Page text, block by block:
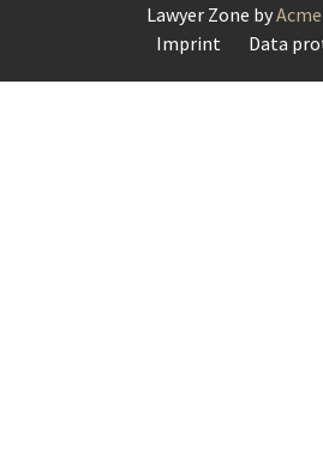
Lawyer Zone by
Imprint
Data